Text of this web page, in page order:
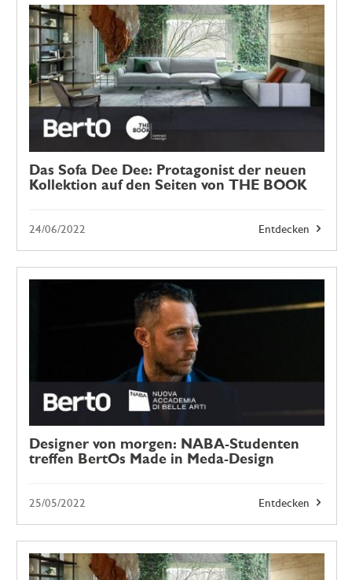
Das Sofa Dee Dee: Protagonist der neuen
Kollektion auf den Seiten von THE BOOK
Entdecken
24/06/2022
Designer von morgen: NABA-Studenten
treffen BertOs Made in Meda-Design
Entdecken
25/05/2022